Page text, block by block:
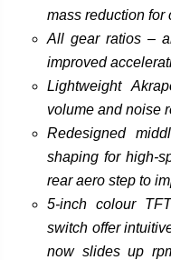
mass reduction for
All gear ratios –
improved
Lightweight
volume and noise
Redesigned
shaping for high-
rear aero step to
5-inch colour
switch offer
now slides up